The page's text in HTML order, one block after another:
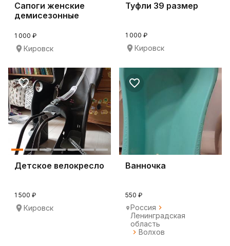
Сапоги женские
демисезонные
1 000 ₽
Кировск
Туфли 39 размер
1 000 ₽
Кировск
Детское велокресло
1 500 ₽
Кировск
Ванночка
550 ₽
Россия
Ленинградская
область
Волхов